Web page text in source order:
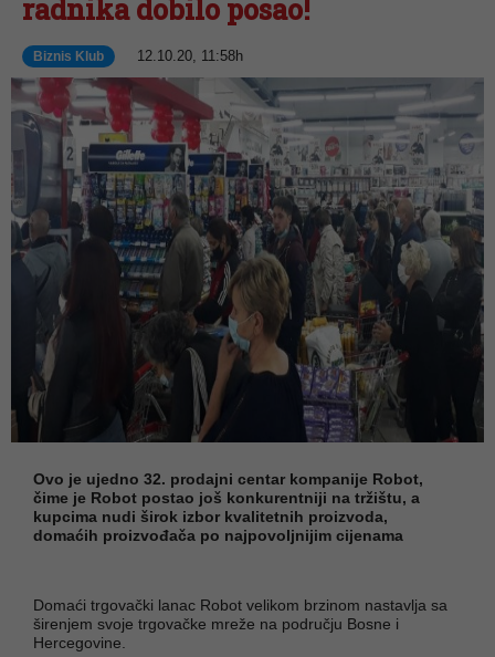
radnika dobilo posao!
Biznis Klub 12.10.20, 11:58h
Ovo je ujedno 32. prodajni centar kompanije Robot,
čime je Robot postao još konkurentniji na tržištu, a
kupcima nudi širok izbor kvalitetnih proizvoda,
domaćih proizvođača po najpovoljnijim cijenama
Domaći trgovački lanac Robot velikom brzinom nastavlja sa
širenjem svoje trgovačke mreže na području Bosne i
Hercegovine.